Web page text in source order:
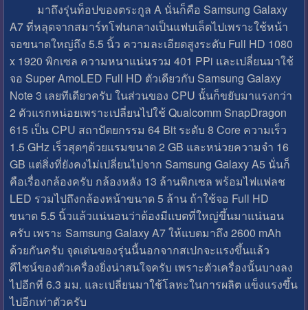
มาถึงรุ่นท็อปของตระกูล A นั่นก็คือ Samsung Galaxy
A7 ที่หลุดจากสมาร์ทโฟนกลางเป็นแฟบเล็ตไปเพราะใช้หน้า
จอขนาดใหญ่ถึง 5.5 นิ้ว ความละเอียดสูงระดับ Full HD 1080
x 1920 พิกเซล ความหนาแน่นรวม 401 PPi และเปลี่ยนมาใช้
จอ Super AmoLED Full HD ตัวเดียวกับ Samsung Galaxy
Note 3 เลยทีเดียวครับ ในส่วนของ CPU นั้นก็ขยับมาแรงกว่า
2 ตัวแรกหน่อยเพราะเปลี่ยนไปใช้ Qualcomm SnapDragon
615 เป็น CPU สถาปัตยกรรม 64 Bit ระดับ 8 Core ความเร็ว
1.5 GHz เร็วสุดๆด้วยแรมขนาด 2 GB และหน่วยความจำ 16
GB แต่สิ่งที่ยังคงไม่เปลี่ยนไปจาก Samsung Galaxy A5 นั่นก็
คือเรื่องกล้องครับ กล้องหลัง 13 ล้านพิกเซล พร้อมไฟแฟลช
LED รวมไปถึงกล้องหน้าขนาด 5 ล้าน ถ้าใช้จอ Full HD
ขนาด 5.5 นิ้วแล้วแน่นอนว่าต้องมีแบตที่ใหญ่ขึ้นมาแน่นอน
ครับ เพราะ Samsung Galaxy A7 ให้แบตมาถึง 2600 mAh
ด้วยกันครับ จุดเด่นของรุ่นนี้นอกจากสเปกจะแรงขึ้นแล้ว
ดีไซน์ของตัวเครื่องยิ่งน่าสนใจครับ เพราะตัวเครื่องนั้นบางลง
ไปอีกที่ 6.3 มม. และเปลี่ยนมาใช้โลหะในการผลิต แข็งแรงขึ้น
ไปอีกเท่าตัวครับ